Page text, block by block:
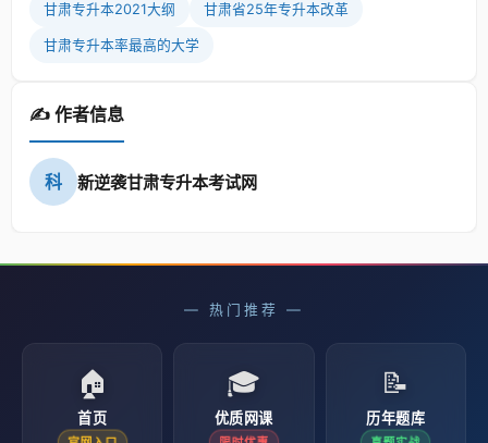
甘肃专升本2021大纲 甘肃省25年专升本改革
甘肃专升本率最高的大学
✍️ 作者信息
科 新逆袭甘肃专升本考试网
— 热门推荐 —
🏠
首页
🎓
优质网课
📝
历年题库